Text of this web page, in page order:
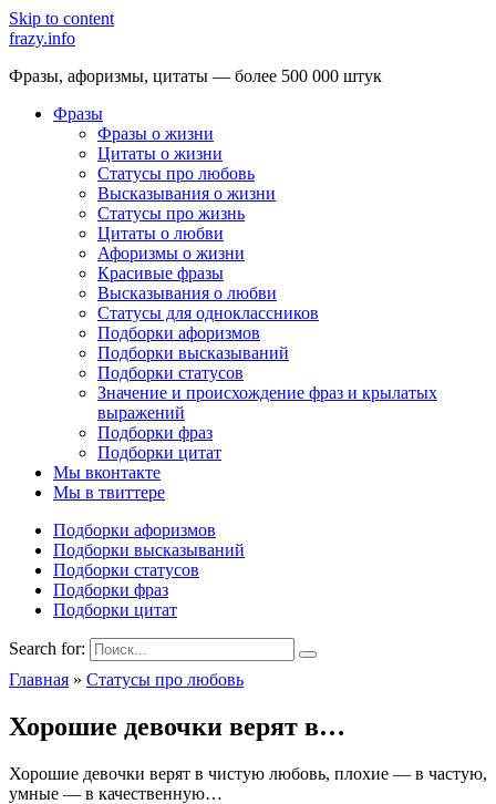
Skip to content
frazy.info
Фразы, афоризмы, цитаты — более 500 000 штук
Фразы
Фразы о жизни
Цитаты о жизни
Статусы про любовь
Высказывания о жизни
Статусы про жизнь
Цитаты о любви
Афоризмы о жизни
Красивые фразы
Высказывания о любви
Статусы для одноклассников
Подборки афоризмов
Подборки высказываний
Подборки статусов
Значение и происхождение фраз и крылатых
выражений
Подборки фраз
Подборки цитат
Мы вконтакте
Мы в твиттере
Подборки афоризмов
Подборки высказываний
Подборки статусов
Подборки фраз
Подборки цитат
Search for:
Главная » Статусы про любовь
Хорошие девочки верят в…
Хорошие девочки верят в чистую любовь, плохие — в частую,
умные — в качественную…